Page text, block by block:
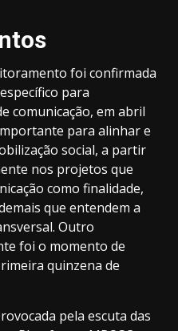
foi confirmada
para
comunicação, em abril
para alinhar e
social, a partir
nos projetos que
como finalidade,
que entendem a
Outro
foi o momento de
quinzena de
pela escuta das